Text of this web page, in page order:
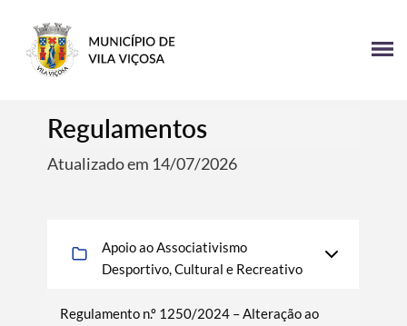
Regulamentos
Atualizado em 14/07/2026
Apoio ao Associativismo
Desportivo, Cultural e Recreativo
Regulamento n.º 1250/2024 – Alteração ao